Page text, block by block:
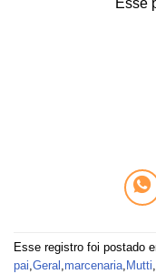
Esse registro foi postado
pai Geral marcenaria Mutti